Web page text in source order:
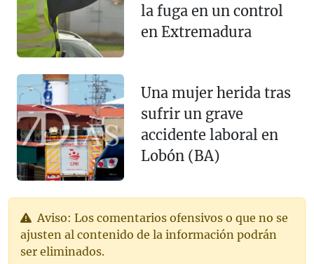
la fuga en un control
en Extremadura
Una mujer herida tras
sufrir un grave
accidente laboral en
Lobón (BA)
Aviso: Los comentarios ofensivos o que no se
ajusten al contenido de la información podrán
ser eliminados.